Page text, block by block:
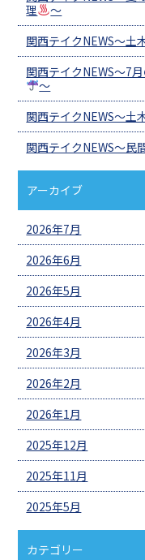
理
～
関西テイクNEWS～土
関西テイクNEWS～7
～
関西テイクNEWS～土
関西テイクNEWS～民
アーカイブ
2026年7月
2026年6月
2026年5月
2026年4月
2026年3月
2026年2月
2026年1月
2025年12月
2025年11月
2025年5月
カテゴリー